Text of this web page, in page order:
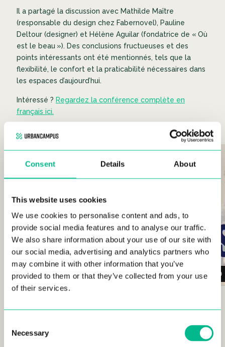
Consent Details About
This website uses cookies
We use cookies to personalise content and ads, to
provide social media features and to analyse our traffic.
We also share information about your use of our site with
our social media, advertising and analytics partners who
may combine it with other information that you’ve
provided to them or that they’ve collected from your use
of their services.
Selection
Necessary
Il a partagé la discussion avec Mathilde Maître
(responsable du design chez Fabernovel), Pauline
Deltour (designer) et Hélène Aguilar (fondatrice de « Où
est le beau »). Des conclusions fructueuses et des
points intéressants ont été mentionnés, tels que la
flexibilité, le confort et la praticabilité nécessaires dans
les espaces d’aujourd’hui.
Intéressé ? Regardez la conférence complète en
français ici.